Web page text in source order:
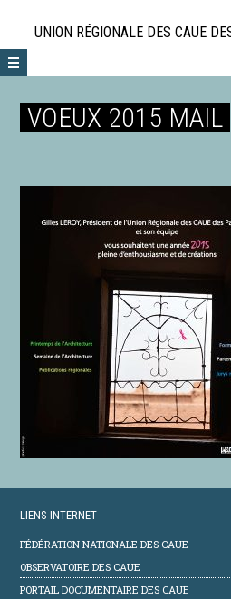
directement
au
contenu
UNION RÉGIONALE DES CAUE
VOEUX 2015 MAIL
LIENS INTERNET
FÉDÉRATION NATIONALE DES CAUE
OBSERVATOIRE DES CAUE
PORTAIL DOCUMENTAIRE DES CAUE